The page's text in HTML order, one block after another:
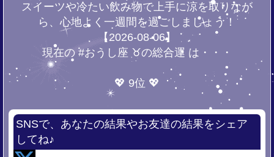
スイーツや冷たい飲み物で上手に涼を取りなが
ら、心地よく一週間を過ごしましょう！
【2026-08-06】
現在の #おうし座 ♉の総合運 は・・・
💖 9位 💖
SNSで、あなたの結果やお友達の結果をシェア
してね♪